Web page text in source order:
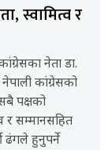
स्वामित्व र
नेता डा.
कांग्रेसको
पक्षको
र सम्मानसहित
ढंगले हुनुपर्ने